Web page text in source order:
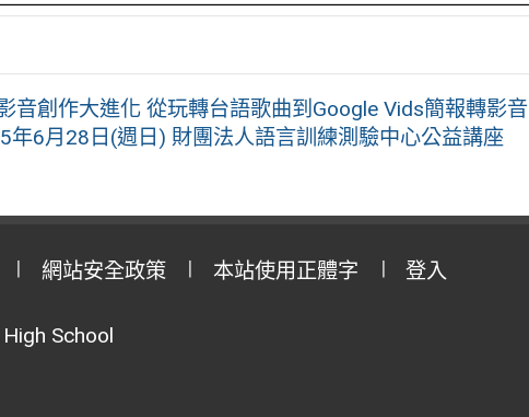
音創作大進化 從玩轉台語歌曲到Google Vids簡報轉影音
年6月28日(週日) 財團法人語言訓練測驗中心公益講座
網站安全政策 本站使用正體字 登入
School